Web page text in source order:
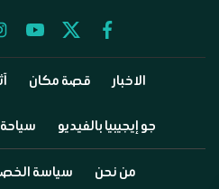
facebook
twitter
الاخبار قصة مكان
جو إيجيبيا بالفيديو سياحة
من نحن سياسة